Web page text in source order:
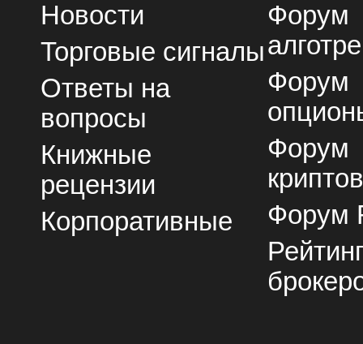
Новости
Торговые сигналы
Ответы на
вопросы
Книжные
рецензии
Корпоративные
Форум
Форум
Форум
Форум